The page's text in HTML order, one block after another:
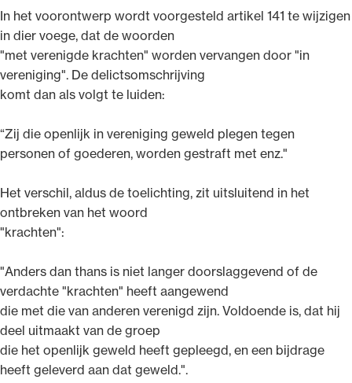
In het voorontwerp wordt voorgesteld artikel 141 te wijzigen
in dier voege, dat de woorden
"met verenigde krachten" worden vervangen door "in
vereniging". De delictsomschrijving
komt dan als volgt te luiden:
“Zij die openlijk in vereniging geweld plegen tegen
personen of goederen, worden gestraft met enz."
Het verschil, aldus de toelichting, zit uitsluitend in het
ontbreken van het woord
"krachten":
"Anders dan thans is niet langer doorslaggevend of de
verdachte "krachten" heeft aangewend
die met die van anderen verenigd zijn. Voldoende is, dat hij
deel uitmaakt van de groep
die het openlijk geweld heeft gepleegd, en een bijdrage
heeft geleverd aan dat geweld.".